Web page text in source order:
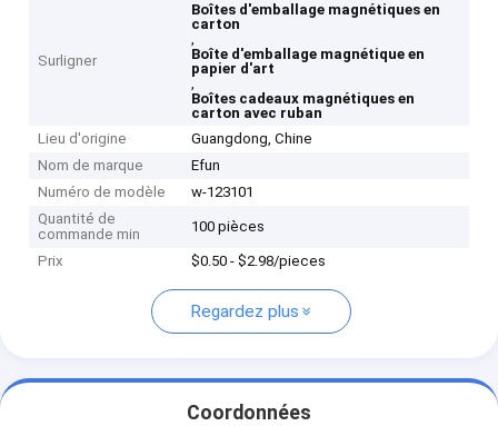
Surligner
Boîtes d'emballage magnétiques en
carton
,
Boîte d'emballage magnétique en
papier d'art
,
Boîtes cadeaux magnétiques en
carton avec ruban
Lieu d'origine
Guangdong, Chine
Nom de marque
Efun
Numéro de modèle
w-123101
Quantité de
commande min
100 pièces
Prix $0.50 - $2.98/pieces
Regardez plus
Coordonnées